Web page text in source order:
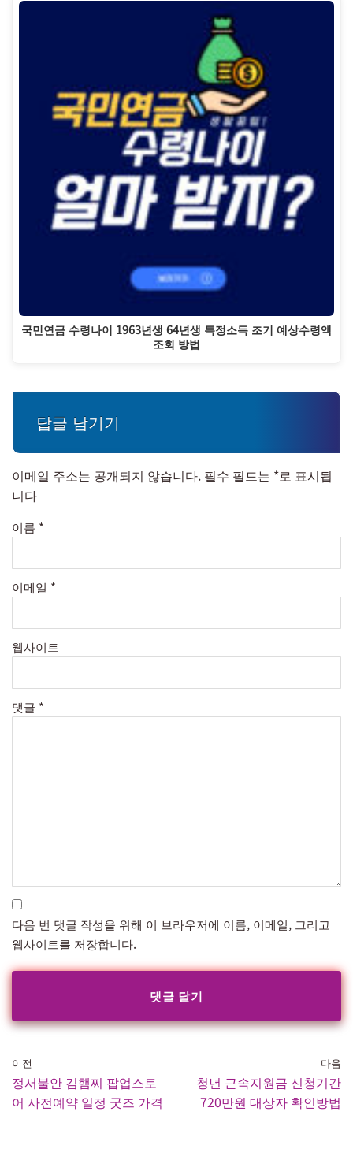
국민연금 수령나이 1963년생 64년생 특정소득 조기 예상수령액
조회 방법
답글 남기기
이메일 주소는 공개되지 않습니다. 필수 필드는 *로 표시됩
니다
이름 *
이메일 *
웹사이트
댓글 *
다음 번 댓글 작성을 위해 이 브라우저에 이름, 이메일, 그리고
웹사이트를 저장합니다.
이전
정서불안 김햄찌 팝업스토
어 사전예약 일정 굿즈 가격
다음
청년 근속지원금 신청기간
720만원 대상자 확인방법